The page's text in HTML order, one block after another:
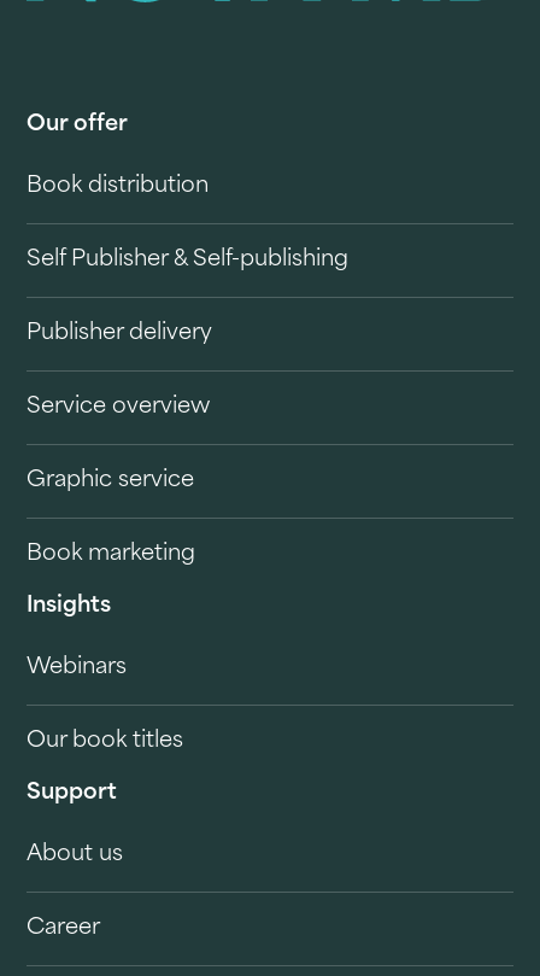
Our offer
Book distribution
Self Publisher & Self-publishing
Publisher delivery
Service overview
Graphic service
Book marketing
Insights
Webinars
Our book titles
Support
About us
Career